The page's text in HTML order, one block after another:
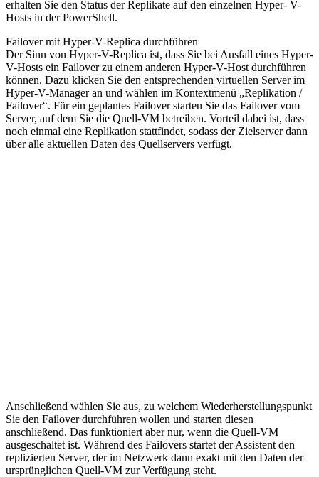
erhalten Sie den Status der Replikate auf den einzelnen Hyper- V-
Hosts in der PowerShell.
Failover mit Hyper-V-Replica durchführen
Der Sinn von Hyper-V-Replica ist, dass Sie bei Ausfall eines Hyper-
V-Hosts ein Failover zu einem anderen Hyper-V-Host durchführen
können. Dazu klicken Sie den entsprechenden virtuellen Server im
Hyper-V-Manager an und wählen im Kontextmenü „Replikation /
Failover“. Für ein geplantes Failover starten Sie das Failover vom
Server, auf dem Sie die Quell-VM betreiben. Vorteil dabei ist, dass
noch einmal eine Replikation stattfindet, sodass der Zielserver dann
über alle aktuellen Daten des Quellservers verfügt.
Anschließend wählen Sie aus, zu welchem Wiederherstellungspunkt
Sie den Failover durchführen wollen und starten diesen
anschließend. Das funktioniert aber nur, wenn die Quell-VM
ausgeschaltet ist. Während des Failovers startet der Assistent den
replizierten Server, der im Netzwerk dann exakt mit den Daten der
ursprünglichen Quell-VM zur Verfügung steht.